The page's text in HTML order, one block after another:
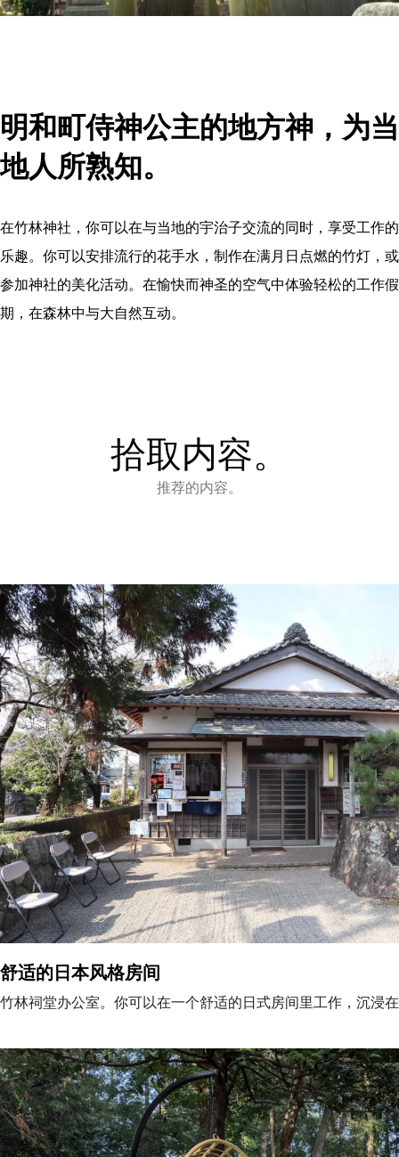
明和町侍神公主的地方神，为当
地人所熟知。
在竹林神社，你可以在与当地的宇治子交流的同时，享受工作的
乐趣。你可以安排流行的花手水，制作在满月日点燃的竹灯，或
参加神社的美化活动。在愉快而神圣的空气中体验轻松的工作假
期，在森林中与大自然互动。
拾取内容。
推荐的内容。
舒适的日本风格房间
竹林祠堂办公室。你可以在一个舒适的日式房间里工作，沉浸